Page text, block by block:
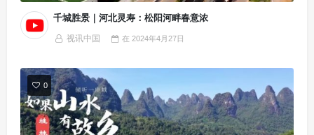
千城胜景｜河北灵寿：松阳河畔春意浓
视讯中国 在 2024年4月27日
0